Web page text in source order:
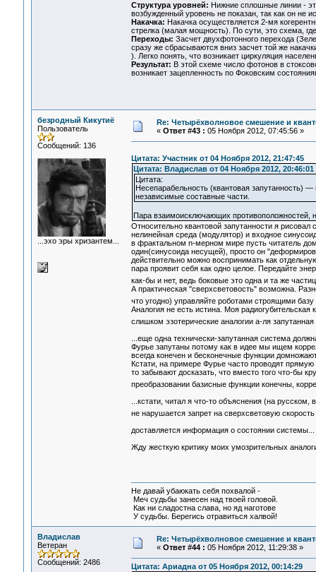
Структура уровней: Нижние сплошные линии -
возбужденный уровень не показан, так как он
Накачка: Накачка осуществляется 2-мя
стрелка (малая мощность). По сути, это схема,
Переходы: Засчет двухфотонного перехода
сразу же сбрасываются вниз засчет той же
). Легко понять, что возникает циркуляция
Результат: В этой схеме число фотонов в
возникает зацепленность по Фоковским
безродный Кикутиё
Пользователь
Сообщений: 136
...эхо эры хризантем...
Re: Четырёхволновое смешение и
« Ответ #43 : 05 Ноября 2012, 07:45:56 »
Цитата: Участник от 04 Ноября 2012, 21:47:45
Цитата: Владислав от 04 Ноября 2012, 20:46:01
Цитата:
Несепарабельность (квантовая запутанность)
независимые составные части.
Пара взаимоисключающих противоположностей,
Относительно квантовой запутанности я
нелинейная среда (модулятор) и входное
в фрактальном n-мерном мире пусть читатель
один(синусоида несущей), просто он
действительно можно воспринимать как
пара проявит себя как одно целое. Передайте
как-бы и нет, ведь боковые это одна и та же
А практическая "сверхсветовость" возможна.
что угодно) управляйте роботами строящими
Аналогия не есть истина. Моя
слишком эзотерические аналогии а-ля
...еще одна технически-запутанная система
Фурье запутаны потому как в идее мы ищем
всегда конечен и бесконечные функции
Кстати, на примере Фурье часто проводят
то забывают досказать, что вместо того что-бы
преобразовании базисные функции конечны,
...кстати, читал я что-то объяснения (на
не нарушается запрет на сверхсветовую
доставляется информация о состоянии
Жду жесткую критику моих умозрительных
Не давай убаюкать себя похвалой -
Меч судьбы занесен над твоей головой.
Как ни сладостна слава, но яд наготове
У судьбы. Берегись отравиться халвой!
Владислав
Ветеран
Сообщений: 2486
Re: Четырёхволновое смешение и
« Ответ #44 : 05 Ноября 2012, 11:29:38 »
Цитата: Ариадна от 05 Ноября 2012, 00:14:29